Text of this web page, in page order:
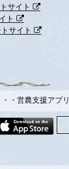
サイト
ト
サイト
・営農支援アプリ